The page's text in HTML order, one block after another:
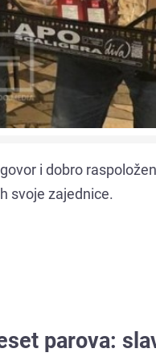
i dobro
svoje zajednice.
parova: